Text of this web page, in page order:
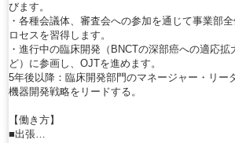
びます。
・各種会議体、審査会への参加を通じて事業部
ロセスを習得します。
・進行中の臨床開発（BNCTの深部癌への適応
ど）に参画し、OJTを進めます。
5年後以降：臨床開発部門のマネージャー・リー
機器開発戦略をリードする。
【働き方】
■出張…